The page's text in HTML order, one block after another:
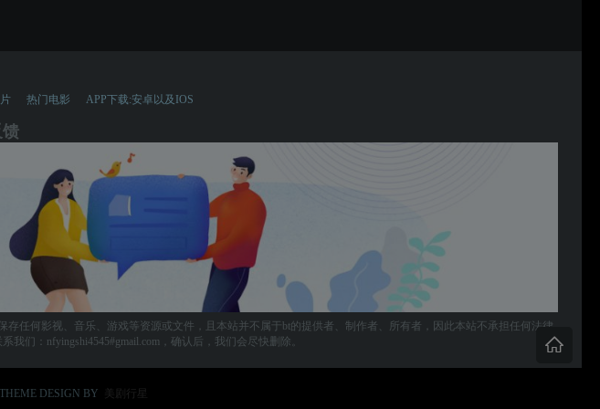
热门电影 APP下载:安卓以及IOS
馈
任何影视、音乐、游戏等资源或文件，且本站并不属于bt的提供者、制作者、所有者，因此本站不承担任何法律
们：nfyingshi4545#gmail.com，确认后，我们会尽快删除。
DESIGN BY 美剧行星